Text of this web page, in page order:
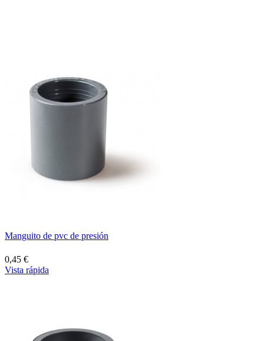
Manguito de pvc de presión
0,45 €
Vista rápida